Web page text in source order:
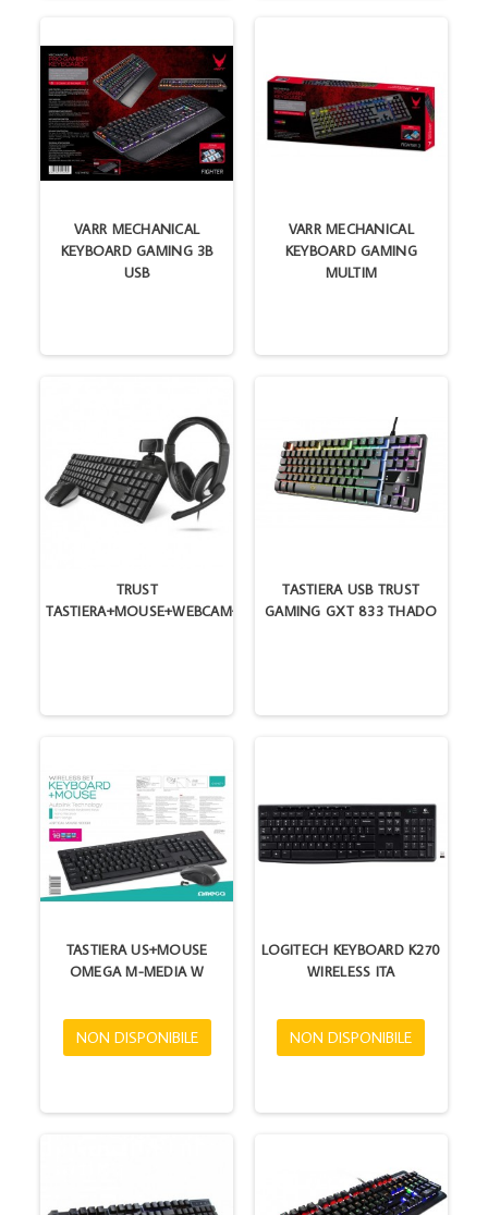
VARR MECHANICAL
KEYBOARD GAMING 3B
USB
VARR MECHANICAL
KEYBOARD GAMING
MULTIM
TRUST
TASTIERA+MOUSE+WEBCAM+CUFFIE
TASTIERA USB TRUST
GAMING GXT 833 THADO
TASTIERA US+MOUSE
OMEGA M-MEDIA W
NON DISPONIBILE
LOGITECH KEYBOARD K270
WIRELESS ITA
NON DISPONIBILE